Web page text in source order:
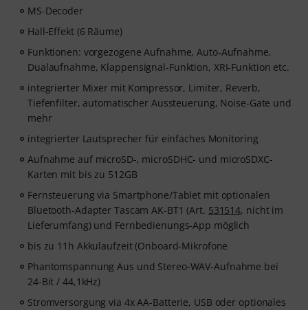
MS-Decoder
Hall-Effekt (6 Räume)
Funktionen: vorgezogene Aufnahme, Auto-Aufnahme,
Dualaufnahme, Klappensignal-Funktion, XRI-Funktion etc.
integrierter Mixer mit Kompressor, Limiter, Reverb,
Tiefenfilter, automatischer Aussteuerung, Noise-Gate und
mehr
integrierter Lautsprecher für einfaches Monitoring
Aufnahme auf microSD-, microSDHC- und microSDXC-
Karten mit bis zu 512GB
Fernsteuerung via Smartphone/Tablet mit optionalen
Bluetooth-Adapter Tascam AK-BT1 (Art. 531514, nicht im
Lieferumfang) und Fernbedienungs-App möglich
bis zu 11h Akkulaufzeit (Onboard-Mikrofone
Phantomspannung Aus und Stereo-WAV-Aufnahme bei
24-Bit / 44,1kHz)
Stromversorgung via 4x AA-Batterie, USB oder optionales